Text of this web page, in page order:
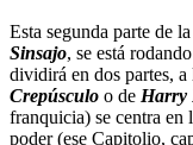
Esta segunda parte de
Sinsajo, se está
dividirá en dos partes, a
Crepúsculo o de Harry
franquicia) se centra en
poder (ese Capitolio,